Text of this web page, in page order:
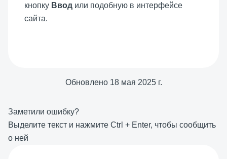
кнопку Ввод или подобную в интерфейсе
сайта.
Обновлено 18 мая 2025 г.
Заметили ошибку?
Выделите текст и нажмите Ctrl + Enter, чтобы сообщить
о ней